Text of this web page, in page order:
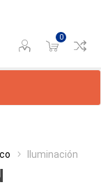
0
Iluminación